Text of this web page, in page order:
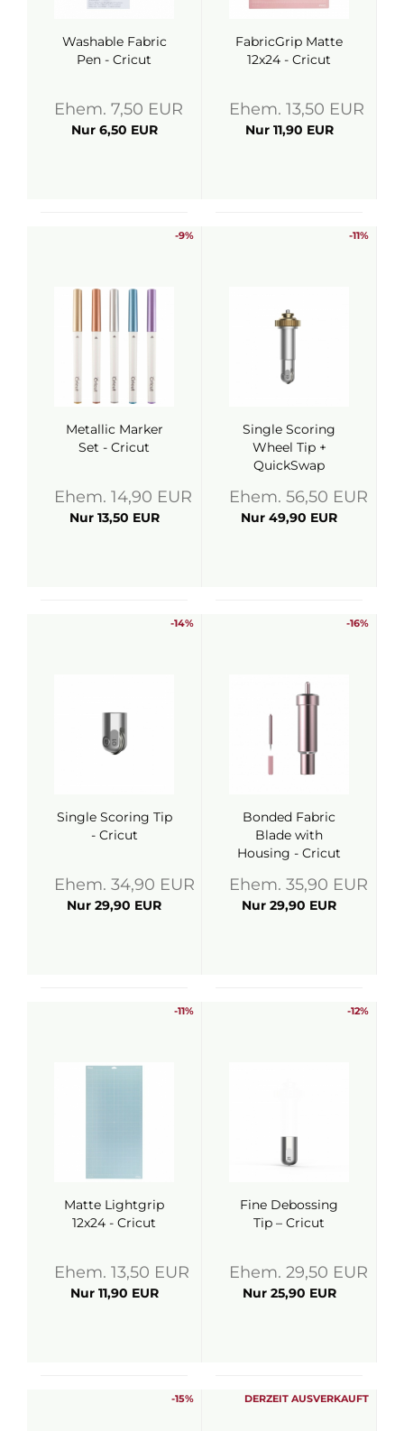
Washable Fabric
Pen - Cricut
Ehem. 7,50 EUR
Nur 6,50 EUR
FabricGrip Matte
12x24 - Cricut
Ehem. 13,50 EUR
Nur 11,90 EUR
-9%
Metallic Marker
Set - Cricut
Ehem. 14,90 EUR
Nur 13,50 EUR
-11%
Single Scoring
Wheel Tip +
QuickSwap
Ehem. 56,50 EUR
Nur 49,90 EUR
-14%
Single Scoring Tip
- Cricut
Ehem. 34,90 EUR
Nur 29,90 EUR
-16%
Bonded Fabric
Blade with
Housing - Cricut
Ehem. 35,90 EUR
Nur 29,90 EUR
-11%
Matte Lightgrip
12x24 - Cricut
Ehem. 13,50 EUR
Nur 11,90 EUR
-12%
Fine Debossing
Tip – Cricut
Ehem. 29,50 EUR
Nur 25,90 EUR
-15% DERZEIT AUSVERKAUFT